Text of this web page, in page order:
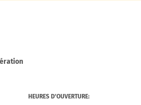
HEURES D’OUVERTURE: